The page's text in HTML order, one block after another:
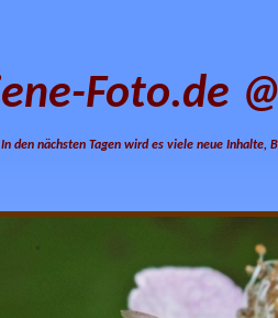
Foto.de
den nächsten Tagen wird es viele neue Inhalte,